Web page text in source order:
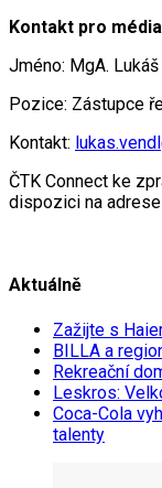
Kontakt pro média
Jméno: MgA. Lukáš
Pozice: Zástupce
Kontakt:
ČTK Connect ke
dispozici na adrese
Aktuálně
Zažijte s
BILLA a
Rekreační
Leskros:
Coca-Cola
talenty